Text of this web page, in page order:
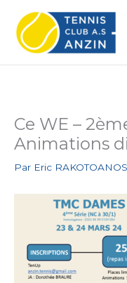
contenu
Ce WE –
Animations
Par Eric